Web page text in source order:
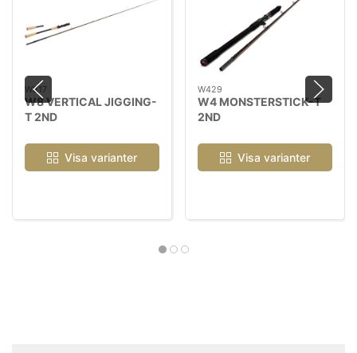
W817
W8 VERTICAL JIGGING-
T 2ND
Visa varianter
W429
W4 MONSTERSTICK-T
2ND
Visa varianter